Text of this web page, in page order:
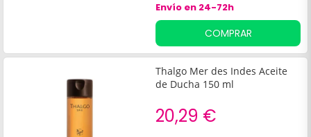
abeto de siberia, eucalipto,
salvia, ciprés.
Envío en 24-72h
COMPRAR
Thalgo Mer des Indes Aceite
de Ducha 150 ml
20,29 €